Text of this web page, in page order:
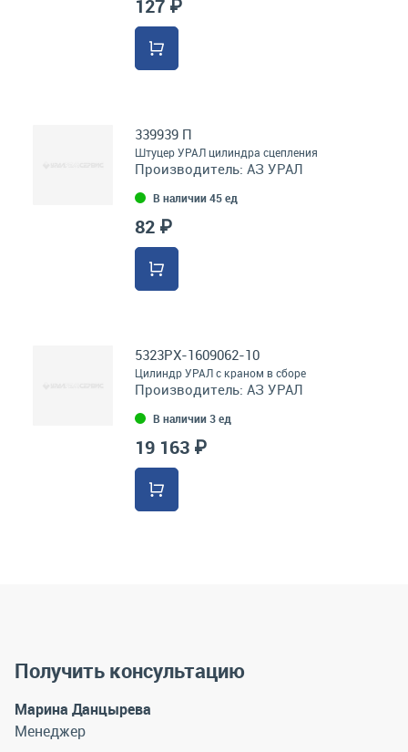
127 ₽
339939 П
Штуцер УРАЛ цилиндра сцепления
Производитель: АЗ УРАЛ
В наличии 45 ед
82 ₽
5323РХ-1609062-10
Цилиндр УРАЛ с краном в сборе
Производитель: АЗ УРАЛ
В наличии 3 ед
19 163 ₽
Получить консультацию
Марина Данцырева
Менеджер